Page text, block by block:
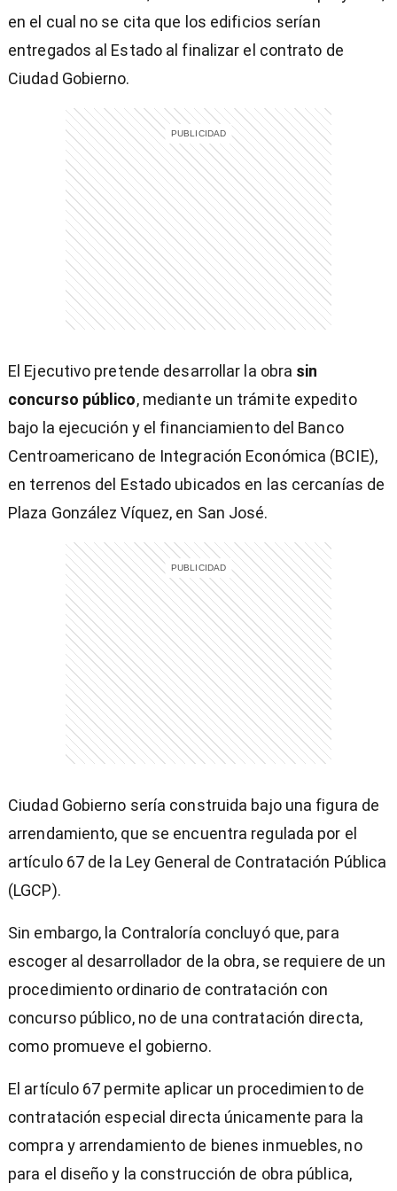
en el cual no se cita que los edificios serían
entregados al Estado al finalizar el contrato de
Ciudad Gobierno.
El Ejecutivo pretende desarrollar la obra sin
concurso público, mediante un trámite expedito
bajo la ejecución y el financiamiento del Banco
Centroamericano de Integración Económica (BCIE),
en terrenos del Estado ubicados en las cercanías de
Plaza González Víquez, en San José.
Ciudad Gobierno sería construida bajo una figura de
arrendamiento, que se encuentra regulada por el
artículo 67 de la Ley General de Contratación Pública
(LGCP).
Sin embargo, la Contraloría concluyó que, para
escoger al desarrollador de la obra, se requiere de un
procedimiento ordinario de contratación con
concurso público, no de una contratación directa,
como promueve el gobierno.
El artículo 67 permite aplicar un procedimiento de
contratación especial directa únicamente para la
compra y arrendamiento de bienes inmuebles, no
para el diseño y la construcción de obra pública,